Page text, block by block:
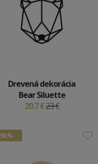
Drevená dekorácia
Bear Siluette
20.7 €23 €
50 %